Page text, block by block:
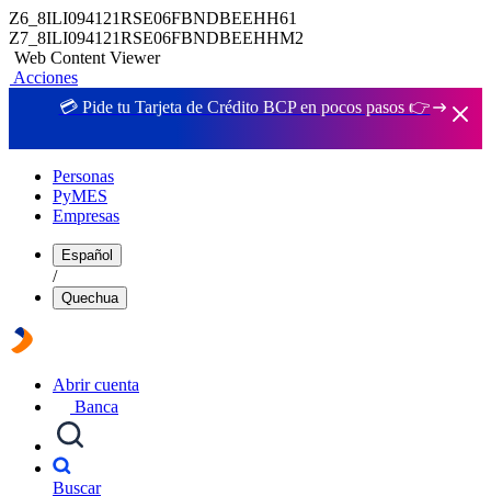
Z6_8ILI094121RSE06FBNDBEEHH61
Z7_8ILI094121RSE06FBNDBEEHHM2
Web Content Viewer
Acciones
💳 Pide tu Tarjeta de Crédito BCP en pocos pasos 👉
Personas
PyMES
Empresas
Español
/
Quechua
Abrir cuenta
Banca
Buscar